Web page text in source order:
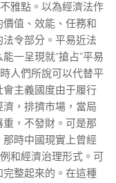
雅點。以為經濟法作
值、效能、任務和
令部分。平易近法
一呈現就“搶占”平易
人們所說可以代替平
主義國度由于履行
，排擠市場，當局
，不發財。可是那
時中國現實上曾經
和經濟治理形式。可
整起來的。在這種